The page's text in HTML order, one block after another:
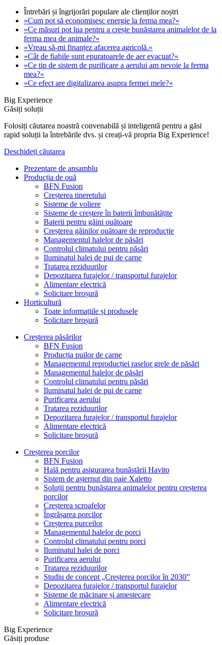
Întrebări și îngrijorări populare ale clienților noștri
»Cum pot să economisesc energie la ferma mea?«
»Ce măsuri pot lua pentru a crește bunăstarea animalelor de la
ferma mea de animale?«
»Vreau să-mi finanțez afacerea agricolă.«
»Cât de fiabile sunt epuratoarele de aer evacuat?«
»Ce tip de sistem de purificare a aerului am nevoie la ferma
mea?«
»Ce efect are digitalizarea asupra fermei mele?«
Big Experience
Găsiți soluții
Folosiți căutarea noastră convenabilă și inteligentă pentru a găsi
rapid soluții la întrebările dvs. și creați-vă propria Big Experience!
Deschideți căutarea
Prezentare de ansamblu
Producția de ouă
BFN Fusion
Creșterea tineretului
Sisteme de voliere
Sisteme de creștere în baterii îmbunătățite
Baterii pentru găini ouătoare
Creșterea găinilor ouătoare de reproducție
Managementul halelor de păsări
Controlul climatului pentru păsări
Iluminatul halei de pui de carne
Tratarea reziduurilor
Depozitarea furajelor / transportul furajelor
Alimentare electrică
Solicitare broșură
Horticultură
Toate informațiile și produsele
Solicitare broșură
Creșterea păsărilor
BFN Fusion
Producția puilor de carne
Managementul reproducției raselor grele de păsări
Managementul halelor de păsări
Controlul climatului pentru păsări
Iluminatul halei de pui de carne
Purificarea aerului
Tratarea reziduurilor
Depozitarea furajelor / transportul furajelor
Alimentare electrică
Solicitare broșură
Creșterea porcilor
BFN Fusion
Hală pentru asigurarea bunăstării Havito
Sistem de așternut din paie Xaletto
Soluții pentru bunăstarea animalelor pentru creșterea
porcilor
Creșterea scroafelor
Îngrășarea porcilor
Creșterea purceilor
Managementul halelor de porci
Controlul climatului pentru porci
Iluminatul halei de porci
Purificarea aerului
Tratarea reziduurilor
Studiu de concept „Creșterea porcilor în 2030”
Depozitarea furajelor / transportul furajelor
Sisteme de măcinare și amestecare
Alimentare electrică
Solicitare broșură
Big Experience
Găsiți produse